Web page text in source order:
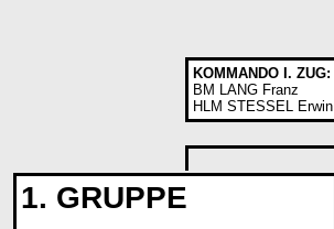
KOMMANDO I. ZUG:
BM LANG Franz
HLM STESSEL Erwin
1. GRUPPE